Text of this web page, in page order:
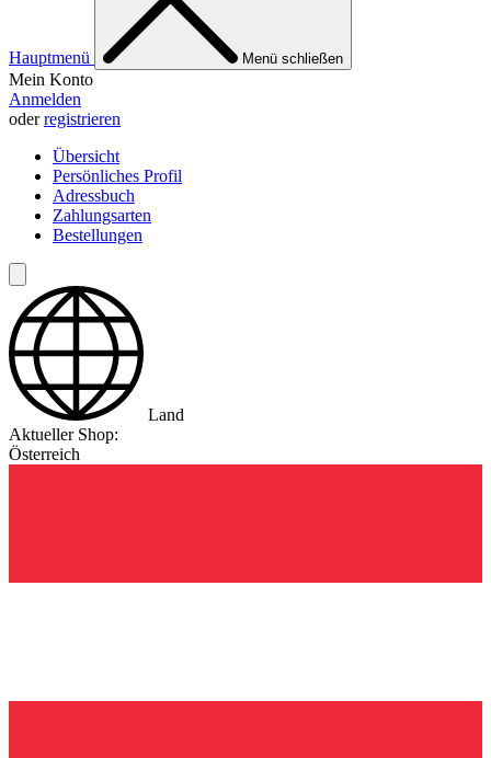
Hauptmenü Menü schließen
Mein Konto
Anmelden
oderregistrieren
Übersicht
Persönliches Profil
Adressbuch
Zahlungsarten
Bestellungen
Land
Aktueller Shop:
Österreich